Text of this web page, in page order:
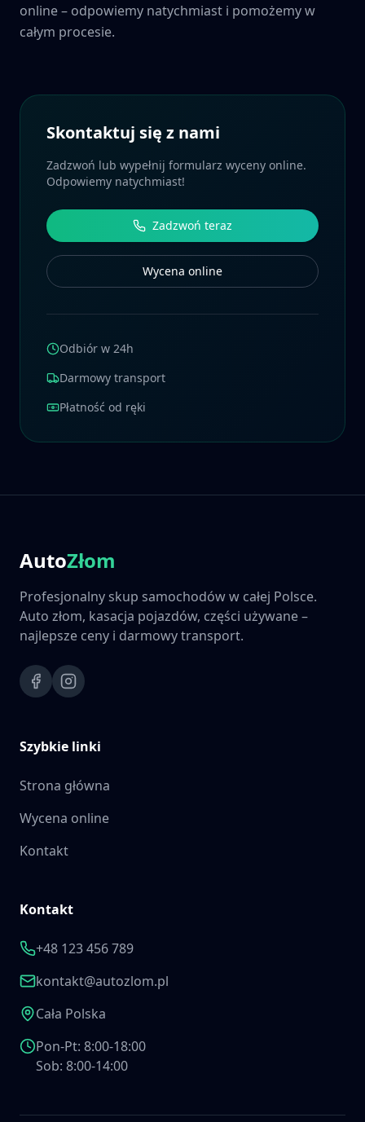
online – odpowiemy natychmiast i pomożemy w
całym procesie.
Skontaktuj się z nami
Zadzwoń lub wypełnij formularz wyceny online.
Odpowiemy natychmiast!
Zadzwoń teraz
Wycena online
Odbiór w 24h
Darmowy transport
Płatność od ręki
AutoZłom
Profesjonalny skup samochodów w całej Polsce.
Auto złom, kasacja pojazdów, części używane –
najlepsze ceny i darmowy transport.
Szybkie linki
Strona główna
Wycena online
Kontakt
Kontakt
+48 123 456 789
kontakt@autozlom.pl
Cała Polska
Pon-Pt: 8:00-18:00
Sob: 8:00-14:00